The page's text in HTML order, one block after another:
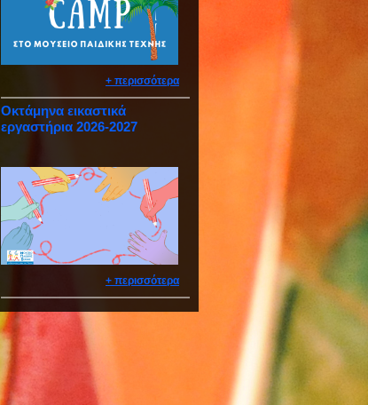
+ περισσότερα
Οκτάμηνα εικαστικά
εργαστήρια 2026-2027
+ περισσότερα